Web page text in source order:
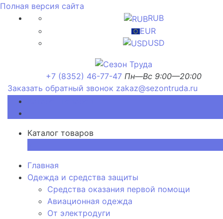
Полная версия сайта
RUB
EUR
USD
+7 (8352) 46-77-47 Пн—Вс 9:00—20:00
Заказать обратный звонок zakaz@sezontruda.ru
Каталог товаров
Главная
Одежда и средства защиты
Средства оказания первой помощи
Авиационная одежда
От электродуги